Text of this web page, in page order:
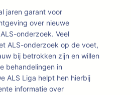
jaren garant voor
over nieuwe
onderzoek. Veel
ALS-onderzoek op de voet,
bij betrokken zijn en willen
behandelingen in
ALS Liga helpt hen hierbij
informatie over